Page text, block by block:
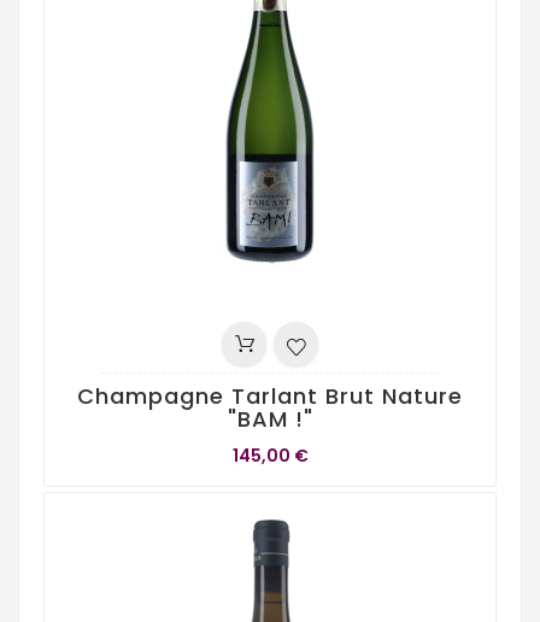
Champagne Tarlant Brut Nature
"BAM !"
145,00 €